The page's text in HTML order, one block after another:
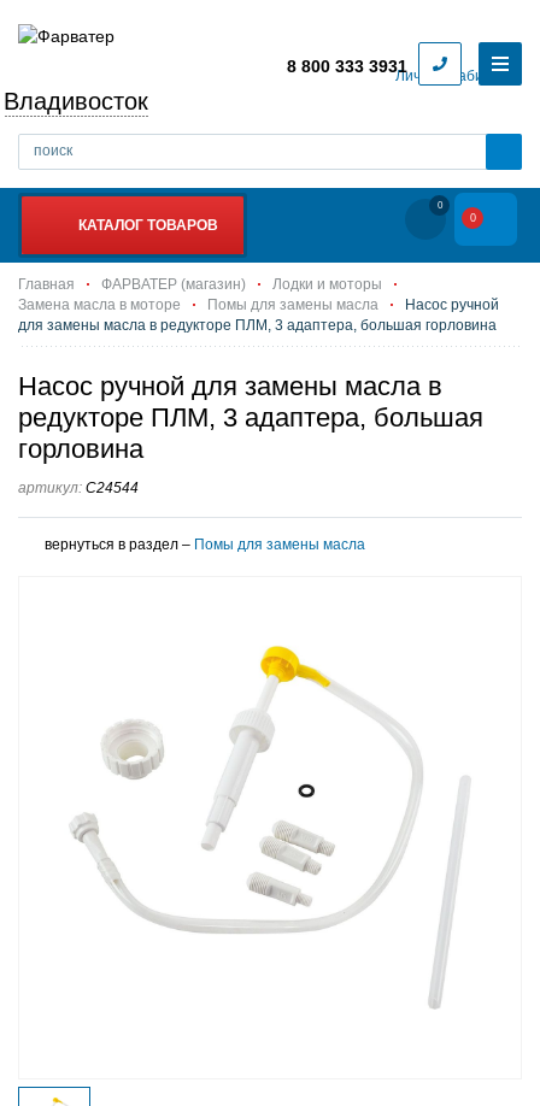
Личный кабинет
Владивосток
8 800 333 3931
КАТАЛОГ ТОВАРОВ
0
0
Главная ФАРВАТЕР (магазин)
Лодки и моторы
Замена масла в моторе
Помы для замены масла
Насос ручной
для замены масла в редукторе ПЛМ, 3 адаптера, большая горловина
Насос ручной для замены масла в
редукторе ПЛМ, 3 адаптера, большая
горловина
артикул: C24544
вернуться в раздел – Помы для замены масла